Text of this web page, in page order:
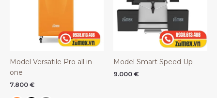
Model Versatile Pro all in
one
7.800 €
Model Smart Speed Up
9.000 €